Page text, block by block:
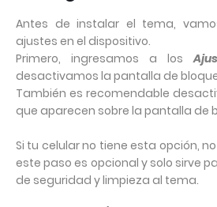
Antes de instalar el tema,
ajustes en el dispositivo.
Primero, ingresamos a los
desactivamos la pantalla de
También es recomendable
que aparecen sobre la pantalla de
Si tu celular no tiene esta opción,
este paso es opcional y solo sirve
de seguridad y limpieza al tema.